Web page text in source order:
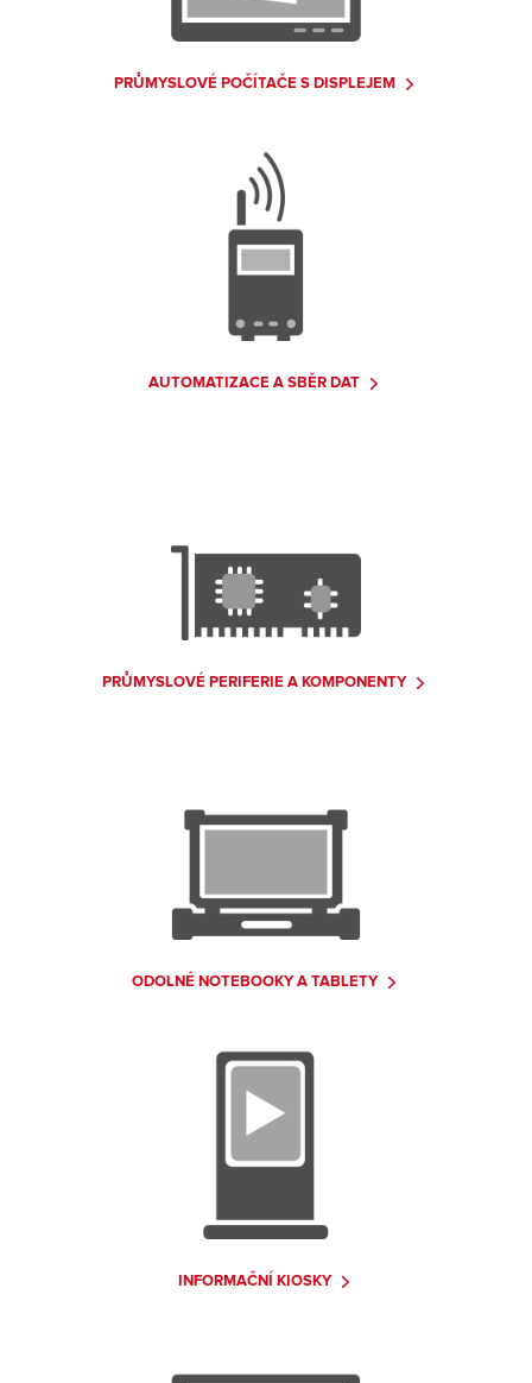
PRŮMYSLOVÉ POČÍTAČE S DISPLEJEM
AUTOMATIZACE A SBĚR DAT
PRŮMYSLOVÉ PERIFERIE A KOMPONENTY
ODOLNÉ NOTEBOOKY A TABLETY
INFORMAČNÍ KIOSKY